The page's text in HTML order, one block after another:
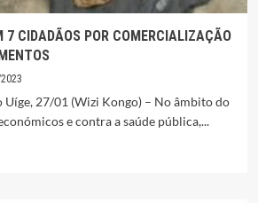
7 CIDADÃOS POR COMERCIALIZAÇÃO
Uíge, 27/01 (Wizi Kongo) – No âmbito do
e contra a saúde pública,...